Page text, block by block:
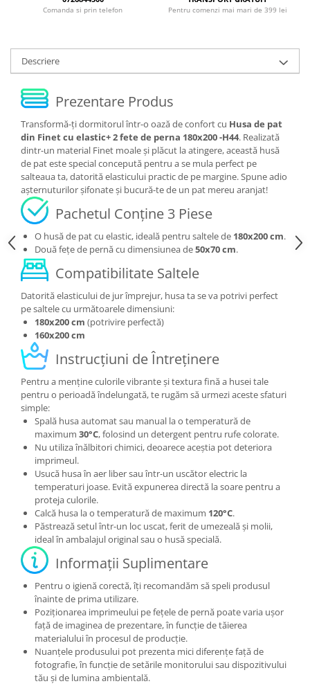
Comanda si prin telefon Pentru comenzi mai mari de 399 lei
Descriere
Prezentare Produs
Transformă-ți dormitorul într-o oază de confort cu Husa de pat
din Finet cu elastic+ 2 fete de perna 180x200 -H44. Realizată
dintr-un material Finet moale și plăcut la atingere, această husă
de pat este special concepută pentru a se mula perfect pe
salteaua ta, datorită elasticului practic de pe margine. Spune adio
așternuturilor șifonate și bucură-te de un pat mereu aranjat!
Pachetul Conține 3 Piese
O husă de pat cu elastic, ideală pentru saltele de 180x200 cm.
Două fețe de pernă cu dimensiunea de50x70 cm.
Compatibilitate Saltele
Datorită elasticului de jur împrejur, husa ta se va potrivi perfect
pe saltele cu următoarele dimensiuni:
180x200 cm (potrivire perfectă)
160x200 cm
Instrucțiuni de Întreținere
Pentru a menține culorile vibrante și textura fină a husei tale
pentru o perioadă îndelungată, te rugăm să urmezi aceste sfaturi
simple:
Spală husa automat sau manual la o temperatură de
maximum 30°C, folosind un detergent pentru rufe colorate.
Nu utiliza înălbitori chimici, deoarece aceștia pot deteriora
imprimeul.
Usucă husa în aer liber sau într-un uscător electric la
temperaturi joase. Evită expunerea directă la soare pentru a
proteja culorile.
Calcă husa la o temperatură de maximum 120°C.
Păstrează setul într-un loc uscat, ferit de umezeală și molii,
ideal în ambalajul original sau o husă specială.
Informații Suplimentare
Pentru o igienă corectă, îți recomandăm să speli produsul
înainte de prima utilizare.
Poziționarea imprimeului pe fețele de pernă poate varia ușor
față de imaginea de prezentare, în funcție de tăierea
materialului în procesul de producție.
Nuanțele produsului pot prezenta mici diferențe față de
fotografie, în funcție de setările monitorului sau dispozitivului
tău și de lumina ambientală.